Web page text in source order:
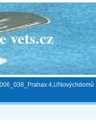
vets.cz
4,UNovýchdomů II